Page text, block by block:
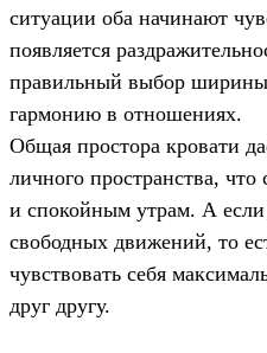
ситуации оба начинают
появляется
правильный выбор ширины
гармонию в отношениях.
Общая простора кровати
личного пространства,
и спокойным утрам. А если
свободных движений, то
чувствовать себя
друг другу.